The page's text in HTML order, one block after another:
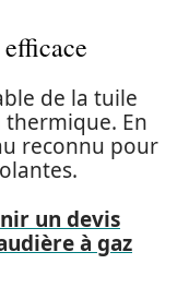
de la tuile
thermique. En
reconnu pour
un devis
à gaz